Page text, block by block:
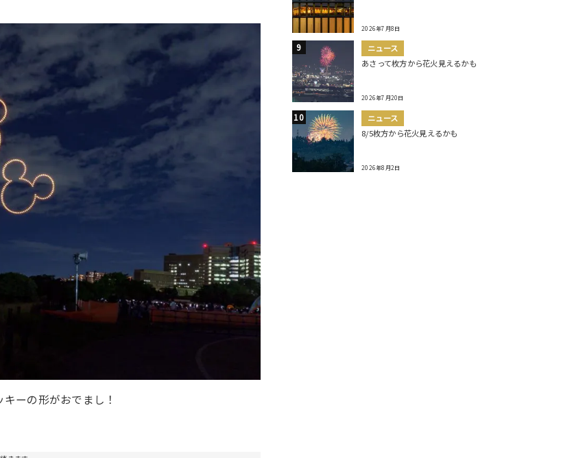
ーの形がおでまし！
2026年7月8日
ニュース
あさって枚方から花火見えるかも
2026年7月20日
ニュース
8/5枚方から花火見えるかも
2026年8月2日